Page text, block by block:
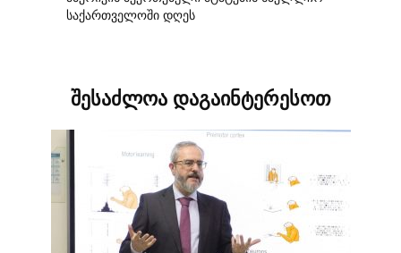
საქართველოში დღეს
შესაძლოა დაგაინტერესოთ